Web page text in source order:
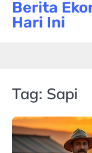
SkipBerita
Hari Ini
Tag: Sapi